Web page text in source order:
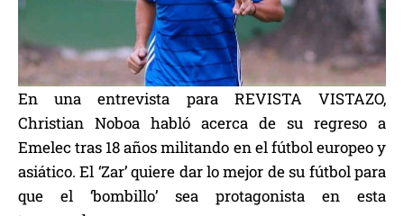
En una entrevista para REVISTA VISTAZO,
Christian Noboa habló acerca de su regreso a
Emelec tras 18 años militando en el fútbol europeo y
asiático. El ‘Zar’ quiere dar lo mejor de su fútbol para
que el ‘bombillo’ sea protagonista en esta